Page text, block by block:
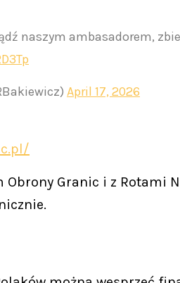
naszym ambasadorem,
April 17, 2026
Obrony Granic i z Rotami